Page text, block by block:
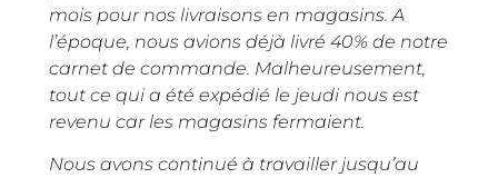
mois pour nos livraisons en magasins. A
l’époque, nous avions déjà livré 40% de notre
carnet de commande. Malheureusement,
tout ce qui a été expédié le jeudi nous est
revenu car les magasins fermaient.
Nous avons continué à travailler jusqu’au